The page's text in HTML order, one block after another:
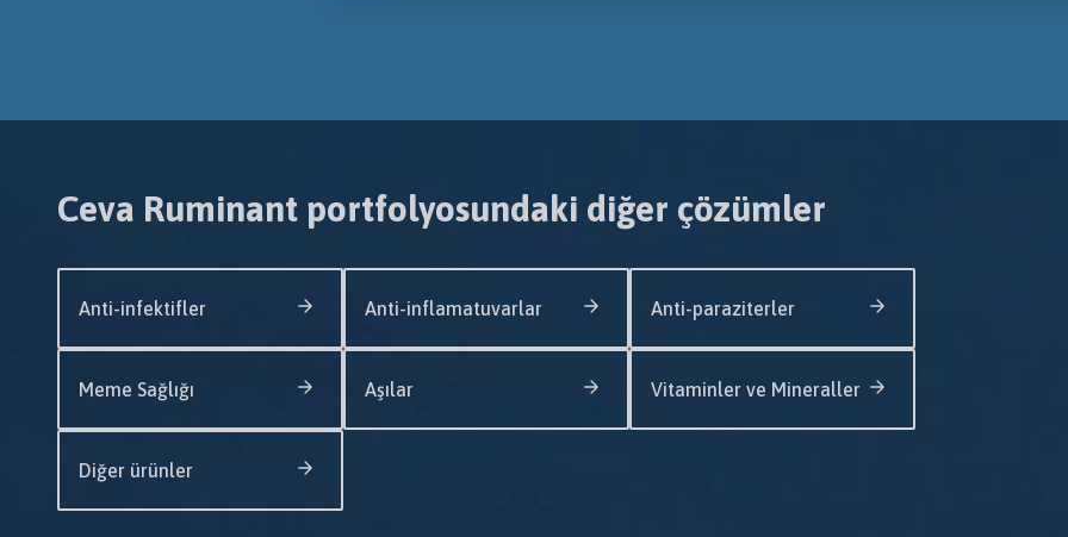
Ceva Ruminant portfolyosundaki diğer çözümler
Anti-infektifler Anti-inflamatuvarlar Anti-paraziterler
Meme Sağlığı Aşılar Vitaminler ve Mineraller
Diğer ürünler